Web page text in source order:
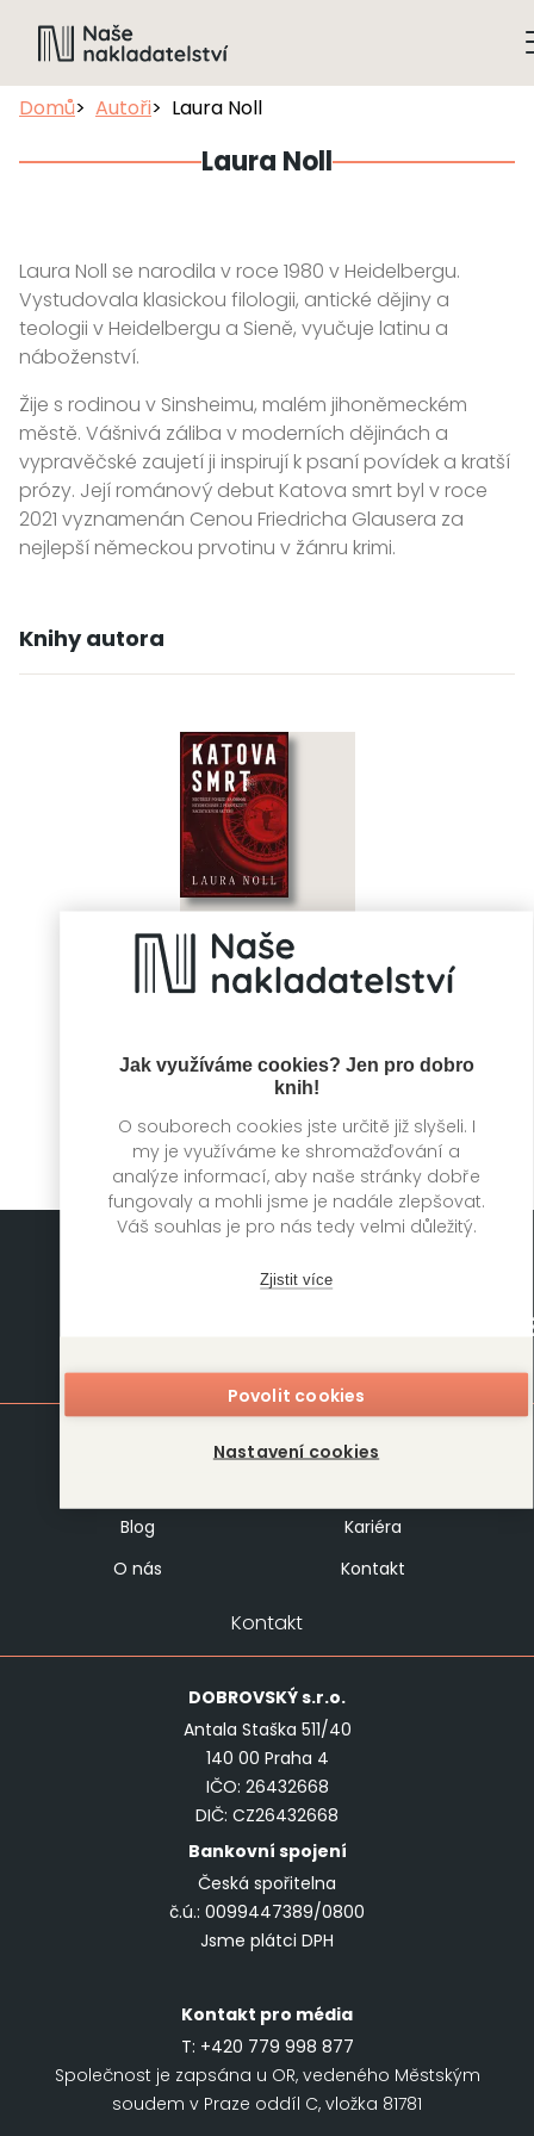
Jak využíváme cookies? Jen pro dobro
knih!
O souborech cookies jste určitě již slyšeli. I
my je využíváme ke shromažďování a
analýze informací, aby naše stránky dobře
fungovaly a mohli jsme je nadále zlepšovat.
Váš souhlas je pro nás tedy velmi důležitý.
Zjistit více
Povolit cookies
Nastavení cookies
Domů Autoři Laura Noll
Laura Noll
Laura Noll se narodila v roce 1980 v Heidelbergu.
Vystudovala klasickou filologii, antické dějiny a
teologii v Heidelbergu a Sieně, vyučuje latinu a
náboženství.
Žije s rodinou v Sinsheimu, malém jihoněmeckém
městě. Vášnivá záliba v moderních dějinách a
vypravěčské zaujetí ji inspirují k psaní povídek a kratší
prózy. Její románový debut Katova smrt byl v roce
2021 vyznamenán Cenou Friedricha Glausera za
nejlepší německou prvotinu v žánru krimi.
Knihy autora
Laura Noll
Mapa stránek
Autoři
Blog
Kariéra
O nás
Kontakt
Kontakt
DOBROVSKÝs.r.o.
Antala Staška 511/40
140 00 Praha 4
IČO: 26432668
DIČ: CZ26432668
Bankovní spojení
Česká spořitelna
č.ú.: 0099447389/0800
Jsme plátci DPH
Kontakt pro média
T: +420 779 998 877
Společnost je zapsána u OR, vedeného Městským
soudem v Praze oddíl C, vložka 81781